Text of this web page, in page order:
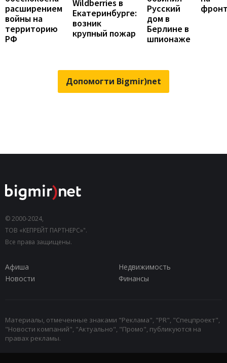
расширением
войны на
территорию
РФ
Wildberries в
Екатеринбурге:
возник
крупный пожар
Русский
дом в
Берлине в
шпионаже
Допомогти Bigmir)net
© 2000-2024,
ТОВ «КЕПРЕЙТ ПАРТНЕРС»".
Все права защищены.
Афиша
Недвижимость
Новости
Финансы
Материалы, отмеченные знаками "Реклама", "PR", "Спецпроект",
"Новости компаний", "Актуально", "Промо", публикуются на
правах рекламы.